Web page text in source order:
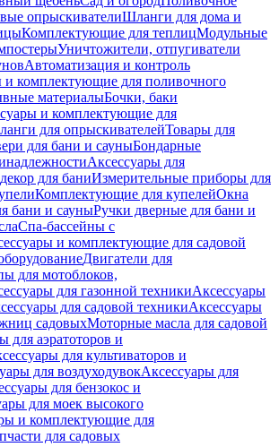
опрыскивателиШланги для дома и
Комплектующие для теплицМодульные
Уничтожители, отпугиватели
Автоматизация и контроль
и комплектующие для поливочного
материалыБочки, баки
и комплектующие для
для опрыскивателейТовары для
для бани и сауныБондарные
Аксессуары для
для баниИзмерительные приборы для
Комплектующие для купелейОкна
бани и сауныРучки дверные для бани и
Спа-бассейны с
и комплектующие для садовой
Двигатели для
для мотоблоков,
для газонной техникиАксессуары
для садовой техникиАксессуары
садовыхМоторные масла для садовой
для аэратоторов и
для культиваторов и
для воздуходувокАксессуары для
для бензокос и
для моек высокого
и комплектующие для
для садовых